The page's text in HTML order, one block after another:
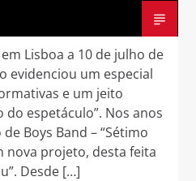
Lisboa a 10 de julho de
evidenciou um especial
e um jeito
do espetáculo”. Nos anos
Boys Band – “Sétimo
nova projeto, desta feita
Desde […]